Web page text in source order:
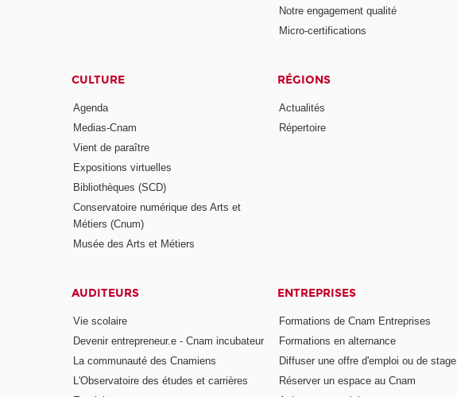
Notre engagement qualité
Micro-certifications
CULTURE
Agenda
Medias-Cnam
Vient de paraître
Expositions virtuelles
Bibliothèques (SCD)
Conservatoire numérique des Arts et
Métiers (Cnum)
Musée des Arts et Métiers
RÉGIONS
Actualités
Répertoire
AUDITEURS
Vie scolaire
Devenir entrepreneur.e - Cnam incubateur
La communauté des Cnamiens
L'Observatoire des études et carrières
ENTREPRISES
Formations de Cnam Entreprises
Formations en alternance
Diffuser une offre d'emploi ou de stage
Réserver un espace au Cnam